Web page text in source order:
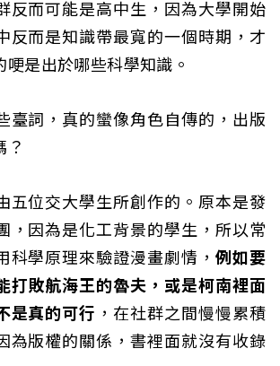
反而可能是高中生，因為大學開始
反而是知識帶最寬的一個時期，才
哽是出於哪些科學知識。
臺詞，真的蠻像角色自傳的，出版
？
五位交大學生所創作的。原本是發
，因為是化工背景的學生，所以常
科學原理來驗證漫畫劇情， 例如要
打敗航海王的魯夫，或是柯南裡面
是真的可行 ，在社群之間慢慢累積
為版權的關係，書裡面就沒有收錄